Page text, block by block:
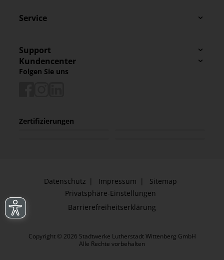
Service
Support
Kundencenter
Folgen Sie uns
Zertifizierungen
Datenschutz Impressum
Sitemap
Privatsphäre-Einstellungen
Barrierefreiheitserklärung
Copyright © 2026 Stadtwerke Lutherstadt Wittenberg GmbH
Alle Rechte vorbehalten